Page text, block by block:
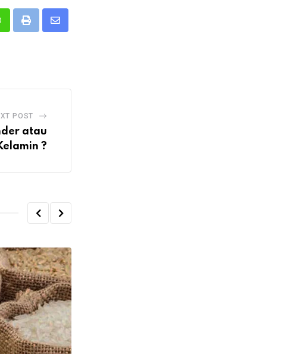
Print
Share
POST
atau
?